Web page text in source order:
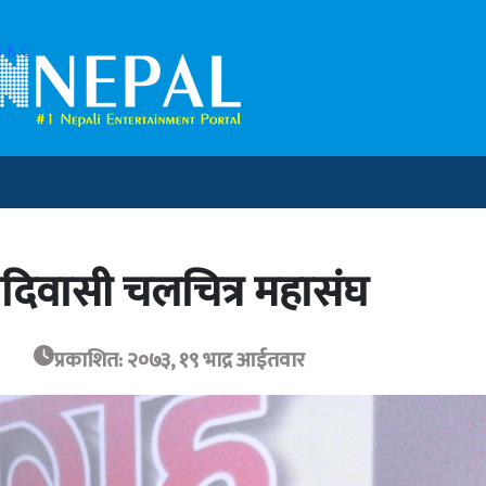
चलचित्र महासंघ
प्रकाशित: २०७३, १९ भाद्र आईतवार